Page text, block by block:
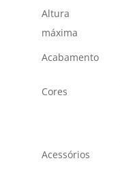
Altura
máxima
Acabamento
Cores
Acessórios